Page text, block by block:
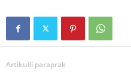
Artikulli paraprak